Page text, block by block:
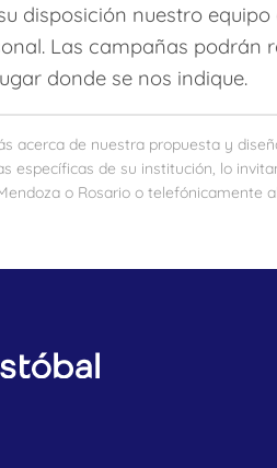
disposición nuestro
Las campañas podrán
donde se nos indique.
acerca de nuestra propuesta y
específicas de su institución, lo
o Rosario o telefónicamente